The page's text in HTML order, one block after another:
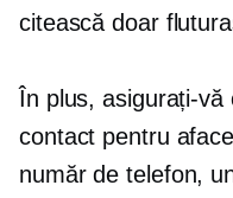
citească doar
În plus, asigurați-vă
contact pentru
număr de telefon,